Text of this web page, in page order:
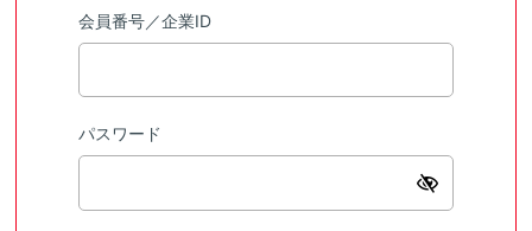
会員番号／企業ID
パスワード